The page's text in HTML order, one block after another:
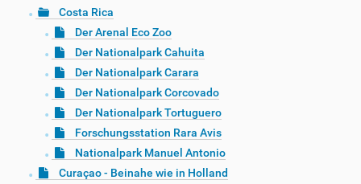
Costa Rica
Der Arenal Eco Zoo
Der Nationalpark Cahuita
Der Nationalpark Carara
Der Nationalpark Corcovado
Der Nationalpark Tortuguero
Forschungsstation Rara Avis
Nationalpark Manuel Antonio
Curaçao - Beinahe wie in Holland